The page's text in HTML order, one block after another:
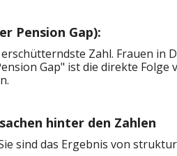
Pension Gap):
erschütterndste Zahl. Frauen in
Gap" ist die direkte
hinter den Zahlen
sind das Ergebnis von